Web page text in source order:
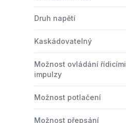
Druh napětí
Kaskádovatelný
Možnost ovládání řídicími
impulzy
Možnost potlačení
Možnost přepsání